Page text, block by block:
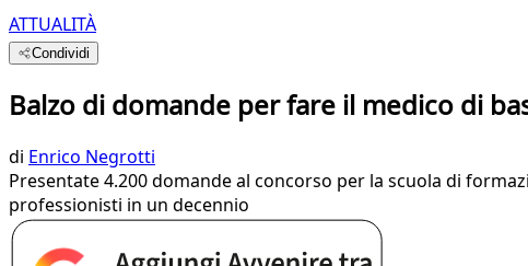
ATTUALITÀ
Condividi
Balzo di domande per fare il medico di
di Enrico Negrotti
Presentate 4.200 domande al concorso per la scuola di
professionisti in un decennio